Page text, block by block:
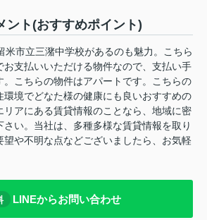
ト(おすすめポイント)
米市立三潴中学校があるのも魅力。こちら
お支払いいただける物件なので、支払い手
。こちらの物件はアパートです。こちらの
環境でどなた様の健康にも良いおすすめの
リアにある賃貸情報のことなら、地域に密
い。当社は、多種多様な賃貸情報を取り
望や不明な点などございましたら、お気軽
LINEからお問い合わせ